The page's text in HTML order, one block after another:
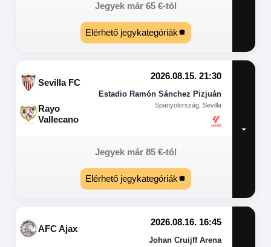
Jegyek már 65 €-tól
Elérhető jegykategóriák
Sevilla FC
2026.08.15. 21:30
Estadio Ramón Sánchez Pizjuán
Spanyolország, Sevilla
Rayo
Vallecano
Jegyek már 85 €-tól
Elérhető jegykategóriák
AFC Ajax
2026.08.16. 16:45
Johan Cruijff Arena